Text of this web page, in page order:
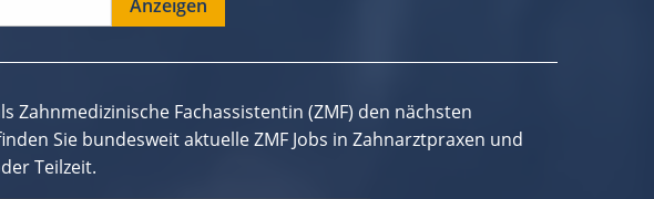
Zahnmedizinische Fachassistentin (ZMF) den nächsten
Sie bundesweit aktuelle ZMF Jobs in Zahnarztpraxen und
Teilzeit.